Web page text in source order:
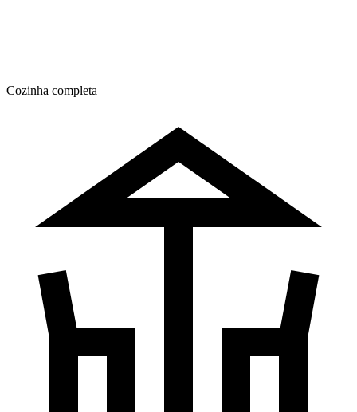
Cozinha completa